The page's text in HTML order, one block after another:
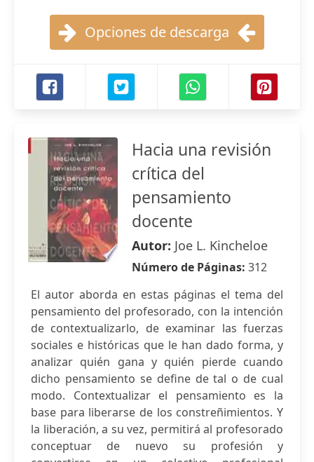
Opciones de descarga
Hacia una revisión
crítica del
pensamiento
docente
Autor: Joe L. Kincheloe
Número de Páginas: 312
El autor aborda en estas páginas el tema del
pensamiento del profesorado, con la intención
de contextualizarlo, de examinar las fuerzas
sociales e históricas que le han dado forma, y
analizar quién gana y quién pierde cuando
dicho pensamiento se define de tal o de cual
modo. Contextualizar el pensamiento es la
base para liberarse de los constreñimientos. Y
la liberación, a su vez, permitirá al profesorado
conceptuar de nuevo su profesión y